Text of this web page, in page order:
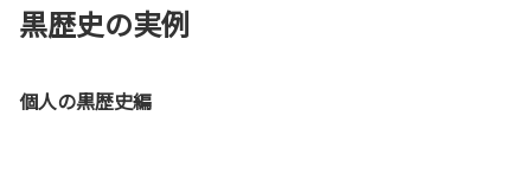
黒歴史の実例
個人の黒歴史編